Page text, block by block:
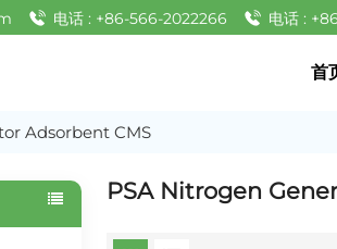
电话 : +86-566-2022266 电话 :
首
Adsorbent CMS
PSA Nitrogen